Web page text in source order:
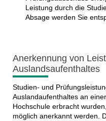
Leistung durch die
Absage werden Sie
Anerkennung von
Auslandsaufenthaltes
Studien- und
Auslandaufenthaltes an
Hochschule erbracht
möglich anerkannt werden.